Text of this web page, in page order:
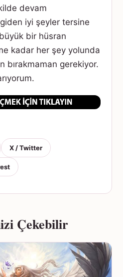
devam
iyi şeyler tersine
bir hüsran
kadar her şey yolunda
bırakmaman gerekiyor.
X / Twitter
Çekebilir